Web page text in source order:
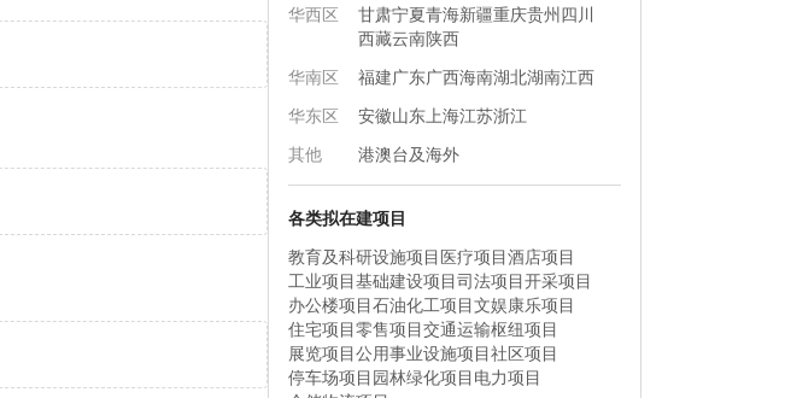
华西区
甘肃宁夏青海新疆重庆贵州四川
西藏云南陕西
华南区
福建广东广西海南湖北湖南江西
华东区
安徽山东上海江苏浙江
其他
港澳台及海外
各类拟在建项目
教育及科研设施项目医疗项目酒店项目
工业项目基础建设项目司法项目开采项目
办公楼项目石油化工项目文娱康乐项目
住宅项目零售项目交通运输枢纽项目
展览项目公用事业设施项目社区项目
停车场项目园林绿化项目电力项目